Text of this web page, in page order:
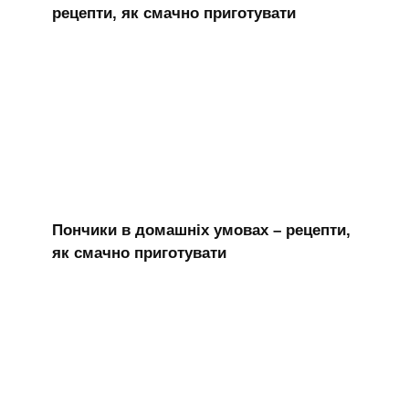
рецепти, як смачно приготувати
Пончики в домашніх умовах – рецепти,
як смачно приготувати